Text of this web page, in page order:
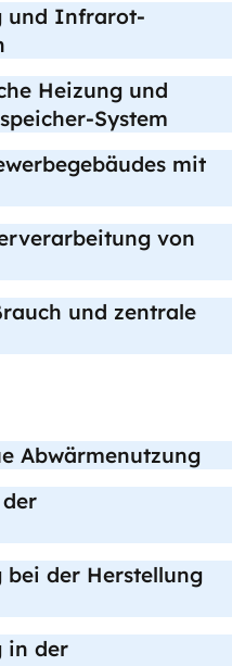
und Infrarot-
Heizung und
System
mit
von
und zentrale
Abwärmenutzung
der Herstellung
in der